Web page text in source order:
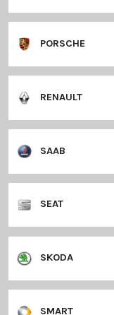
MERCEDES
MINI
MITSUBISHI
NISSAN
OPEL